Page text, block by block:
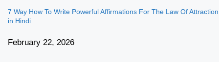
7 Way How To Write Powerful Affirmations For The Law Of Attraction
in Hindi
February 22, 2026